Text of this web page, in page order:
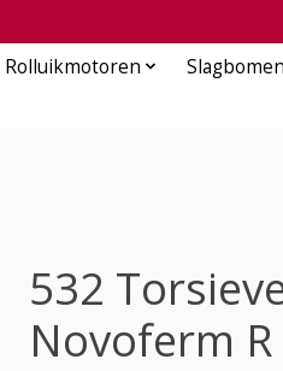
Rolluikmotoren Slagbomen
532
Novoferm